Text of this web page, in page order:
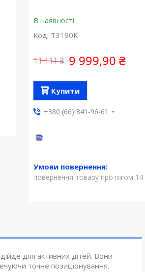
В наявності
Код: T3190K
11 111 ₴ 9 999,90 ₴
Купити
+380 (66) 841-96-61
повернення товару протягом 14
для активних дітей. Вони
точне позиціонування.